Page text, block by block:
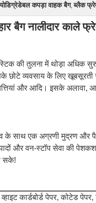
कपड़ा वाहक बैग,ब्लैक
बैग नालीदार काले फ्रेम
की तुलना में थोड़ा अधिक
व्यवसाय के लिए खूबसूरती
और आदि। इसके
के साथ एक अग्रणी मुद्रण और
और वन-स्टॉप सेवा की
सके!
कार्डबोर्ड पेपर, कोटेड